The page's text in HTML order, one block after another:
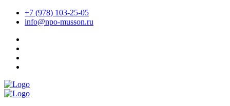
+7 (978) 103-25-05
info@npo-musson.ru